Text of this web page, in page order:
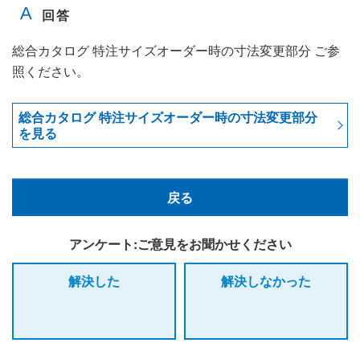
総合カタログ 特注サイズオーダー時の寸法変更部分 ご参
照ください。
総合カタログ 特注サイズオーダー時の寸法変更部分
を見る
戻る
アンケート:ご意見をお聞かせください
解決した
解決しなかった